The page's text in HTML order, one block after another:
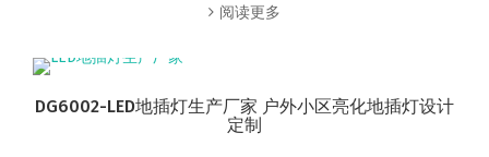
阅读更多
DG6002-LED地插灯生产厂家 户外小区亮化地插灯设计
定制